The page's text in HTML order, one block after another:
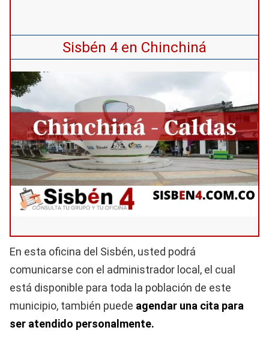
Sisbén 4 en Chinchiná
En esta oficina del Sisbén, usted podrá
comunicarse con el administrador local, el cual
está disponible para toda la población de este
municipio, también puede agendar una cita para
ser atendido personalmente.